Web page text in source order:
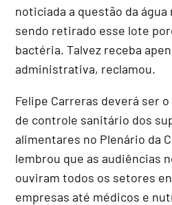
noticiada a questão da
sendo retirado esse lote
bactéria. Talvez receba
administrativa, reclamou.
Felipe Carreras deverá ser
de controle sanitário dos
alimentares no Plenário da
lembrou que as audiências
ouviram todos os setores
empresas até médicos e